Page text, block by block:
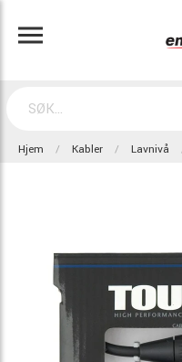
Hjem Kabler Lavnivå